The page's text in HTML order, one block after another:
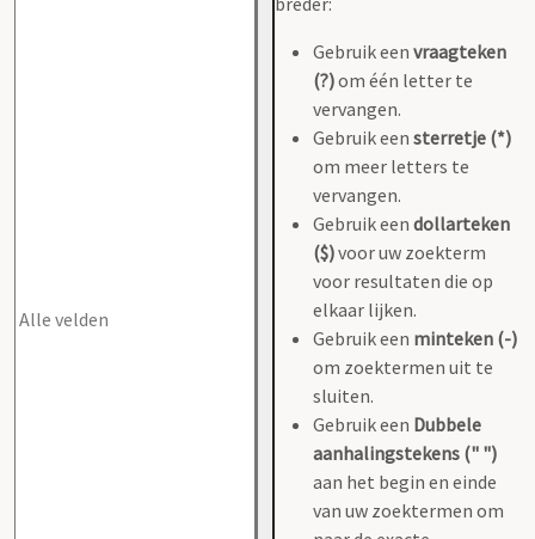
Gebruik een vraagteken
(?)om één letter te
vervangen.
Gebruik een sterretje (*)
om meer letters te
vervangen.
Gebruik een dollarteken
($)voor uw zoekterm
voor resultaten die op
elkaar lijken.
Gebruik een minteken (-)
om zoektermen uit te
sluiten.
Gebruik een Dubbele
aanhalingstekens (" ")
aan het begin en einde
van uw zoektermen om